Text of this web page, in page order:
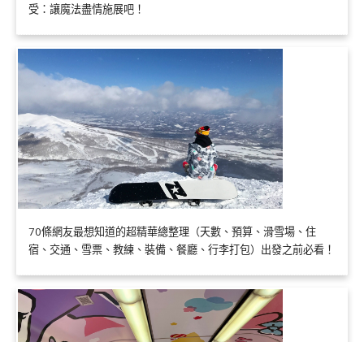
受：讓魔法盡情施展吧！
70條網友最想知道的超精華總整理（天數、預算、滑雪場、住
宿、交通、雪票、教練、裝備、餐廳、行李打包）出發之前必看！